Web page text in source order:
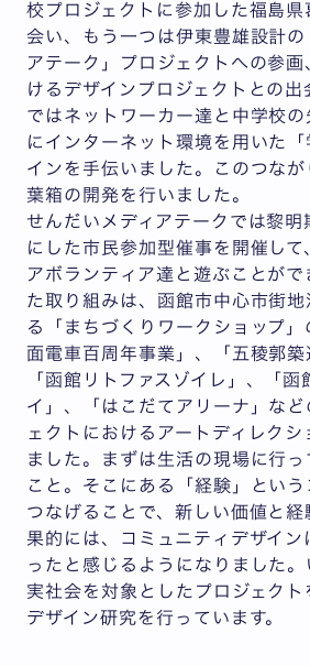
校プロジェクトに参加した福島県
会い、もう一つは伊東豊雄設計の
アテーク」プロジェクトへの参画
けるデザインプロジェクトとの出
ではネットワーカー達と中学校の
にインターネット環境を用いた
インを手伝いました。このつな
葉箱の開発を行いました。
せんだいメディアテークでは黎
にした市民参加型催事を開催して
アボランティア達と遊ぶことがで
た取り組みは、函館市中心市街
る「まちづくりワークショップ
面電車百周年事業」、「五稜郭
「函館リトファスゾイレ」、「函
イ」、「はこだてアリーナ」な
ェクトにおけるアートディレクシ
ました。まずは生活の現場に行っ
こと。そこにある「経験」とい
つなげることで、新しい価値と経
果的には、コミュニティデザイン
ったと感じるようになりました。
実社会を対象としたプロジェクト
デザイン研究を行っています。